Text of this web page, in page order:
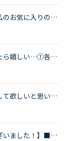
何かオフィスで問題があったのでしょうか？私のお気に入りの先生3人がオフィスを辞めて、ホームベースになりました。これからも変わらず続けてレッスンをしてくれたらいいのですが・・・・。いい先生がどんどんい...
講師レビューや講師検索にこんな機能があったら嬉しい…①各レビューがどのコース（教材）を受講したのかが分かるアイコン表示。 教材ごとに絞り込んで表示できたらさらに◎②個人的なメッセージを非表示にする機能...
自宅講師とオフィス講師が区別できるようにして欲しいと思いませんか。昨日の講師は写真も紹介ビデオもオフィス講師と同じだったので、接続したら自宅講師でした。回線状況が悪く2度も途切れてまともなレッスンに...
【解決しました！ご回答本当にありがとうございました！】■効果的なカランレッスンの進め方について2020年1月からネイティブキャンプを始め、現在カランレッスンはステージ4の全復習直前段階です。毎回どうしても...